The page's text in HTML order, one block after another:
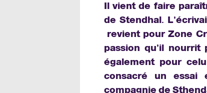
Il vient de faire
de Stendhal.
revient pour Zone
passion qu’il
également pour
consacré un essai
compagnie de